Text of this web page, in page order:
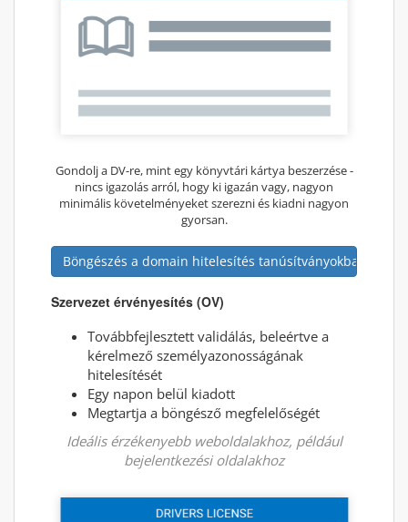
Gondolj a DV-re, mint egy könyvtári kártya beszerzése -
nincs igazolás arról, hogy ki igazán vagy, nagyon
minimális követelményeket szerezni és kiadni nagyon
gyorsan.
Böngészés a domain hitelesítés tanúsítványokban
Szervezet érvényesítés (OV)
Továbbfejlesztett validálás, beleértve a
kérelmező személyazonosságának
hitelesítését
Egy napon belül kiadott
Megtartja a böngésző megfelelőségét
Ideális érzékenyebb weboldalakhoz, például
bejelentkezési oldalakhoz